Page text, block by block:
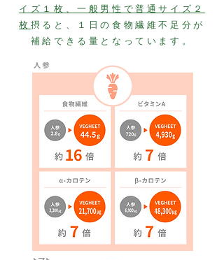
イズ１枚、一般男性で普通サイズ２
枚 摂ると、
１日の食物繊維不足分が
補給できる量となっています。